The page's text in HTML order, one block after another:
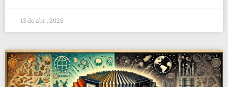
13 de abr , 2025